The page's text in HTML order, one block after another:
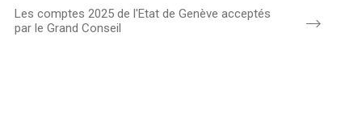
Les comptes 2025 de l'Etat de Genève acceptés
par le Grand Conseil